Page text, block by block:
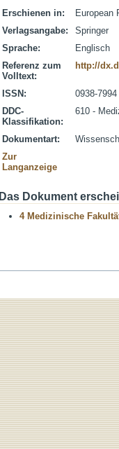
Erschienen in:
European
Verlagsangabe:
Springer
Sprache:
Englisch
Referenz zum
Volltext:
http://
ISSN:
0938-7994
DDC-
Klassifikation:
610 -
Dokumentart:
Zur
Langanzeige
Das Dokument
4 Medizinische